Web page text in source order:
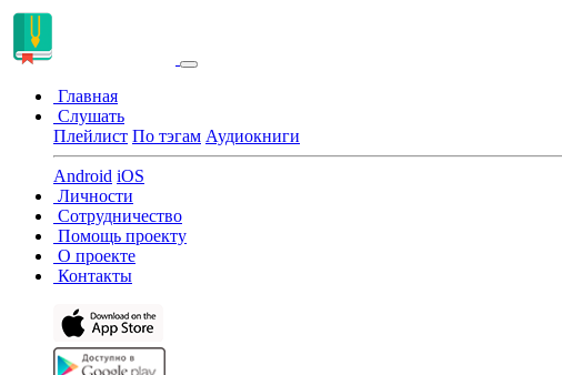
Главная
Слушать
Плейлист По тэгам Аудиокниги
Android iOS
Личности
Сотрудничество
Помощь проекту
О проекте
Контакты